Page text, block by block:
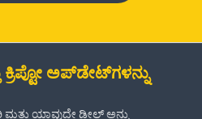
ಅಪ್‌ಡೇಟ್‌ಗಳನ್ನು
ಮತ್ತು ಯಾವುದೇ ಡೀಲ್ ಅನ್ನು